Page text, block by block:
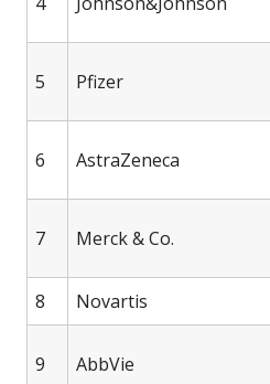
5 Pfizer
6 AstraZeneca
7 Merck & Co.
8 Novartis
9 AbbVie